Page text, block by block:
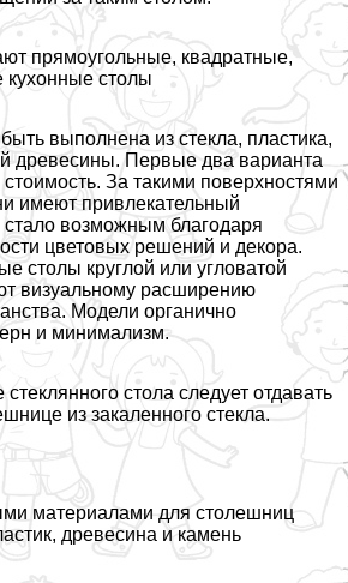
прямоугольные, квадратные,
кухонные столы
выполнена из стекла, пластика,
древесины. Первые два варианта
За такими поверхностями
имеют привлекательный
стало возможным благодаря
цветовых решений и декора.
столы круглой или угловатой
визуальному расширению
Модели органично
и минимализм.
стола следует отдавать
из закаленного стекла.
материалами для столешниц
древесина и камень